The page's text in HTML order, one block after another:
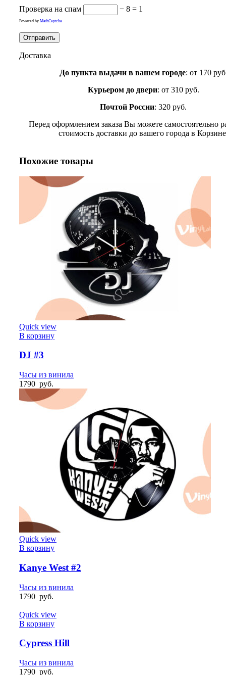
Проверка на спам − 8 = 1
Powered by MathCaptcha
Доставка
До пункта выдачи в вашем городе: от 170
Курьером до двери: от 310 руб.
Почтой России: 320 руб.
Перед оформлением заказа Вы можете самостоятельно
стоимость доставки до вашего города в
Похожие товары
Quick view
В корзину
DJ #3
Часы из винила
1790 руб.
Quick view
В корзину
Kanye West #2
Часы из винила
1790 руб.
Quick view
В корзину
Cypress Hill
Часы из винила
1790 руб.